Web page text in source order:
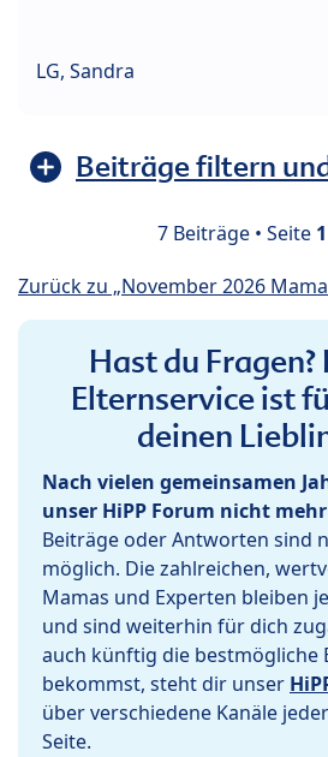
LG, Sandra
Beiträge filtern
7 Beiträge • Seite 1
Zurück zu „November 2026
Hast du Fragen?
Elternservice ist
deinen
Nach vielen gemeinsamen
unser HiPP Forum nicht
Beiträge oder Antworten sind
möglich. Die zahlreichen,
Mamas und Experten bleiben
und sind weiterhin für dich
auch künftig die bestmögliche
bekommst, steht dir unser
über verschiedene Kanäle
Seite.